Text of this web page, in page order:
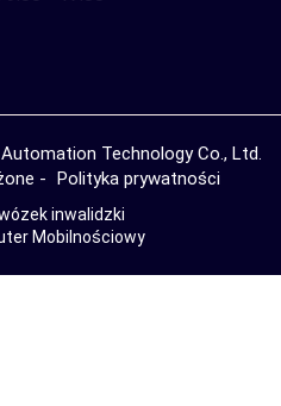
Technology Co., Ltd.
- Polityka prywatności
inwalidzki
Mobilnościowy